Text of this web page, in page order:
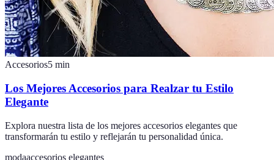
Accesorios5 min
Los Mejores Accesorios para Realzar tu Estilo
Elegante
Explora nuestra lista de los mejores accesorios elegantes que
transformarán tu estilo y reflejarán tu personalidad única.
modaaccesorios elegantes